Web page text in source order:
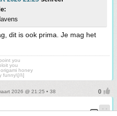
dit is ook prima. Je mag het
you
you
honey
funny\[/i\]
2026 @ 21:25 • 38